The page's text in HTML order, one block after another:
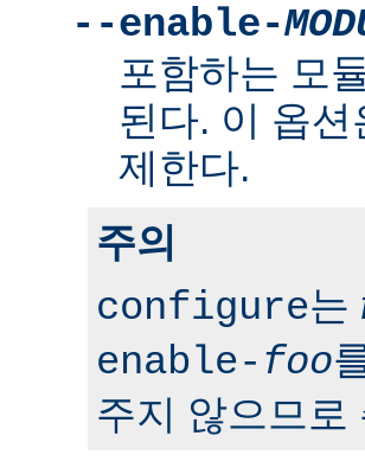
--enable-
포함하는 모
된다. 이 옵
제한다.
주의
configure는
enable- foo
주지 않으므로